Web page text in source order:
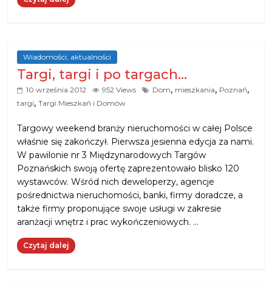
Wiadomości, aktualności
Targi, targi i po targach…
10 września 2012 952 Views Dom, mieszkania, Poznań,
targi,Targi Mieszkań i Domów
Targowy weekend branży nieruchomości w całej Polsce
właśnie się zakończył. Pierwsza jesienna edycja za nami.
W pawilonie nr 3 Międzynarodowych Targów
Poznańskich swoją ofertę zaprezentowało blisko 120
wystawców. Wśród nich deweloperzy, agencje
pośrednictwa nieruchomości, banki, firmy doradcze, a
także firmy proponujące swoje usługi w zakresie
aranżacji wnętrz i prac wykończeniowych. …
Czytaj dalej